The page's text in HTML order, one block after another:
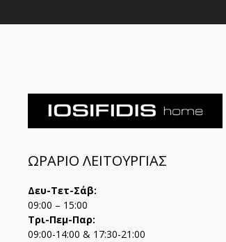
ΩΡΑΡΙΟ ΛΕΙΤΟΥΡΓΙΑΣ
Δευ-Τετ-Σάβ:
09:00 – 15:00
Τρι-Πεμ-Παρ:
09:00-14:00 & 17:30-21:00